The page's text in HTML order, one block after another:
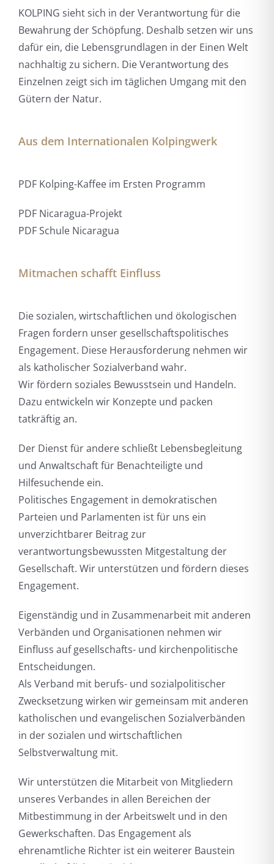
KOLPING sieht sich in der Verantwortung für die
Bewahrung der Schöpfung. Deshalb setzen wir uns
dafür ein, die Lebensgrundlagen in der Einen Welt
nachhaltig zu sichern. Die Verantwortung des
Einzelnen zeigt sich im täglichen Umgang mit den
Gütern der Natur.
Aus dem Internationalen Kolpingwerk
PDF Kolping-Kaffee im Ersten Programm
PDF Nicaragua-Projekt
PDF Schule Nicaragua
Mitmachen schafft Einfluss
Die sozialen, wirtschaftlichen und ökologischen
Fragen fordern unser gesellschaftspolitisches
Engagement. Diese Herausforderung nehmen wir
als katholischer Sozialverband wahr.
Wir fördern soziales Bewusstsein und Handeln.
Dazu entwickeln wir Konzepte und packen
tatkräftig an.
Der Dienst für andere schließt Lebensbegleitung
und Anwaltschaft für Benachteiligte und
Hilfesuchende ein.
Politisches Engagement in demokratischen
Parteien und Parlamenten ist für uns ein
unverzichtbarer Beitrag zur
verantwortungsbewussten Mitgestaltung der
Gesellschaft. Wir unterstützen und fördern dieses
Engagement.
Eigenständig und in Zusammenarbeit mit anderen
Verbänden und Organisationen nehmen wir
Einfluss auf gesellschafts- und kirchenpolitische
Entscheidungen.
Als Verband mit berufs- und sozialpolitischer
Zwecksetzung wirken wir gemeinsam mit anderen
katholischen und evangelischen Sozialverbänden
in der sozialen und wirtschaftlichen
Selbstverwaltung mit.
Wir unterstützen die Mitarbeit von Mitgliedern
unseres Verbandes in allen Bereichen der
Mitbestimmung in der Arbeitswelt und in den
Gewerkschaften. Das Engagement als
ehrenamtliche Richter ist ein weiterer Baustein